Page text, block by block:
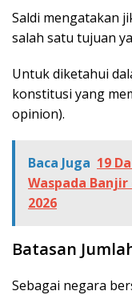
Saldi mengatakan
salah satu tujuan
Untuk diketahui
konstitusi yang
opinion).
Baca Juga 19
Waspada
2026
Batasan
Sebagai negara